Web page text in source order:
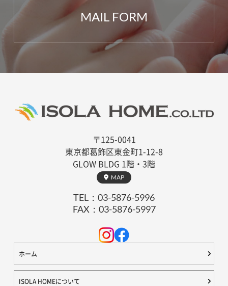
MAIL FORM
〒125-0041
東京都葛飾区東金町1-12-8
GLOW BLDG 1階・3階
MAP
TEL： 03-5876-5996
FAX：03-5876-5997
ホーム
ISOLA HOMEについて